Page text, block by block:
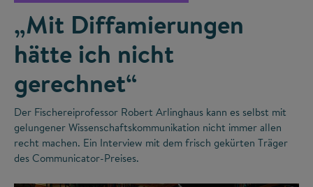
„Mit Diffamierungen
hätte ich nicht
gerechnet“
Der Fischereiprofessor Robert Arlinghaus kann es selbst mit
gelungener Wissenschaftskommunikation nicht immer allen
recht machen. Ein Interview mit dem frisch gekürten Träger
des Communicator-Preises.